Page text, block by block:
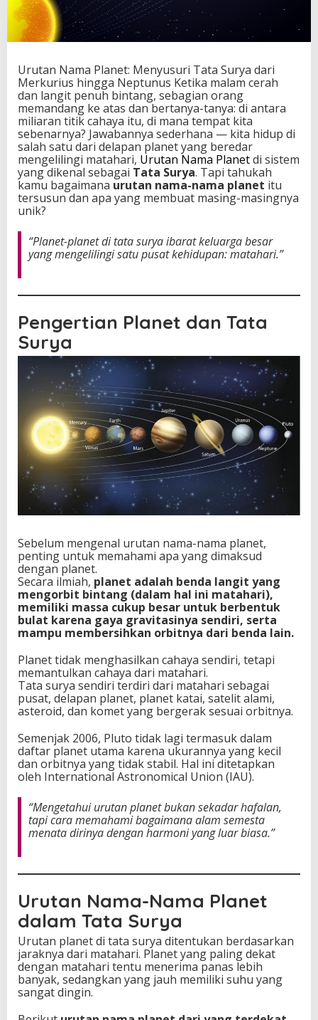
u
u
T
a
t
a
S
u
r
y
a
d
a
M
e
u
i
u
h
g
g
a
N
e
p
t
u
Urutan Nama Planet: Menyusuri Tata Surya dari
Merkurius hingga Neptunus Ketika malam cerah
dan langit penuh bintang, sebagian orang
memandang ke atas dan bertanya-tanya: di antara
miliaran titik cahaya itu, di mana tempat kita
sebenarnya? Jawabannya sederhana — kita hidup di
salah satu dari delapan planet yang beredar
mengelilingi matahari, Urutan Nama Planetdi sistem
yang dikenal sebagai Tata Surya. Tapi tahukah
kamu bagaimana urutan nama-nama planet itu
tersusun dan apa yang membuat masing-masingnya
unik?
“Planet-planet di tata surya ibarat keluarga besar
yang mengelilingi satu pusat kehidupan: matahari.”
Pengertian Planet dan Tata
Surya
Sebelum mengenal urutan nama-nama planet,
penting untuk memahami apa yang dimaksud
dengan planet.
Secara ilmiah, planet adalah benda langit yang
mengorbit bintang (dalam hal ini matahari),
memiliki massa cukup besar untuk berbentuk
bulat karena gaya gravitasinya sendiri, serta
mampu membersihkan orbitnya dari benda lain.
Planet tidak menghasilkan cahaya sendiri, tetapi
memantulkan cahaya dari matahari.
Tata surya sendiri terdiri dari matahari sebagai
pusat, delapan planet, planet katai, satelit alami,
asteroid, dan komet yang bergerak sesuai orbitnya.
Semenjak 2006, Pluto tidak lagi termasuk dalam
daftar planet utama karena ukurannya yang kecil
dan orbitnya yang tidak stabil. Hal ini ditetapkan
oleh International Astronomical Union (IAU).
“Mengetahui urutan planet bukan sekadar hafalan,
tapi cara memahami bagaimana alam semesta
menata dirinya dengan harmoni yang luar biasa.”
Urutan Nama-Nama Planet
dalam Tata Surya
Urutan planet di tata surya ditentukan berdasarkan
jaraknya dari matahari. Planet yang paling dekat
dengan matahari tentu menerima panas lebih
banyak, sedangkan yang jauh memiliki suhu yang
sangat dingin.